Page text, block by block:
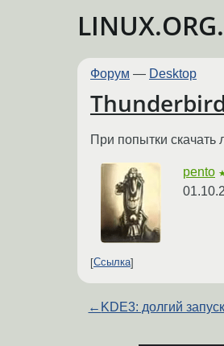
Форум — Desktop
При попытки скачать
pento
Ссылка
← KDE3: долгий